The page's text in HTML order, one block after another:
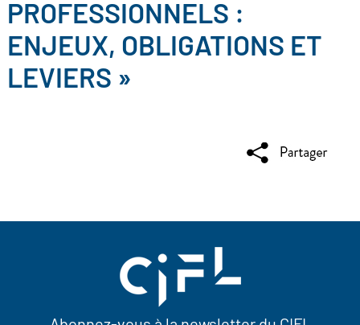
PROFESSIONNELS :
ENJEUX, OBLIGATIONS ET
LEVIERS »